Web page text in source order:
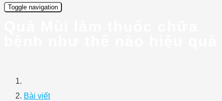
Toggle navigation
Bài viết